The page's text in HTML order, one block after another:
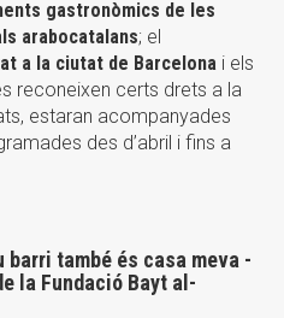
gastronòmics de les
arabocatalans; el
a la ciutat de Barcelona i els
reconeixen certs drets a la
estaran acompanyades
des d’abril i fins a
també és casa meva -
la Fundació Bayt al-